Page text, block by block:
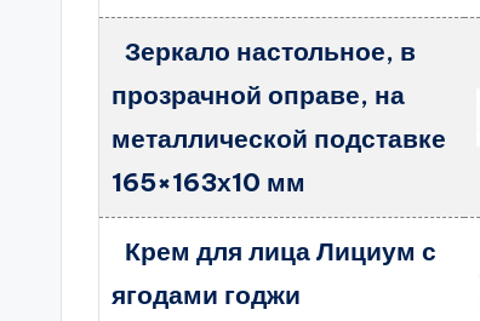
Зеркало настольное, в
прозрачной оправе, на
металлической подставке
165×163х10 мм
Крем для лица Лициум с
ягодами годжи